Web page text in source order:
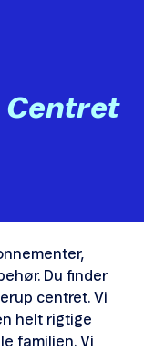
Centret
Du finder
centret. Vi
helt rigtige
familien. Vi